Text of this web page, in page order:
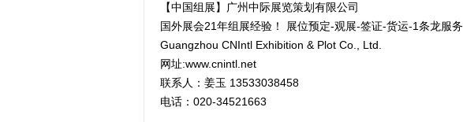
【中国组展】广州中际展览策划有限公司
国外展会21年组展经验！ 展位预定-观展-签证-货运-1条龙服务
Guangzhou CNIntl Exhibition & Plot Co., Ltd.
网址:www.cnintl.net
联系人：姜玉 13533038458
电话：020-34521663